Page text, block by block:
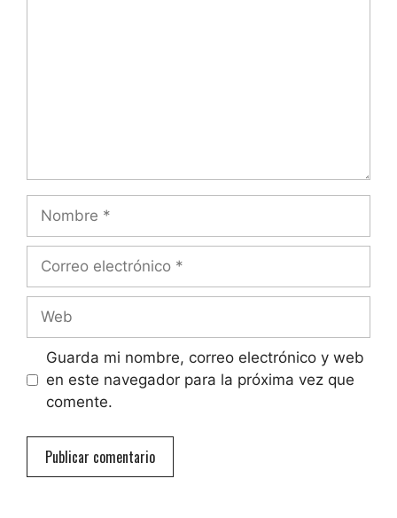
Nombre
Correo
Web
Guarda mi nombre, correo electrónico y web
en este navegador para la próxima vez que
comente.